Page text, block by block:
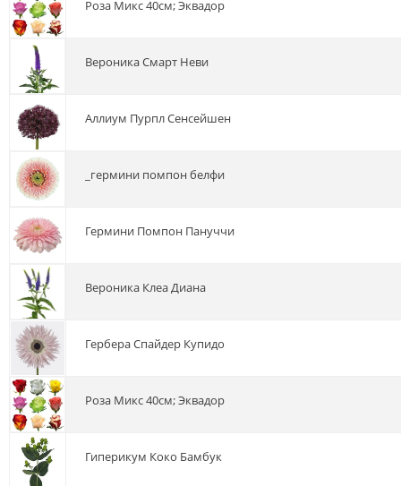
роза Микс 40см; Эквадор
вероника Смарт Неви
аллиум Пурпл Сенсейшен
_гермини помпон белфи
гермини Помпон Пануччи
вероника Клеа Диана
гербера Спайдер Купидо
роза Микс 40см; Эквадор
гиперикум Коко Бамбук